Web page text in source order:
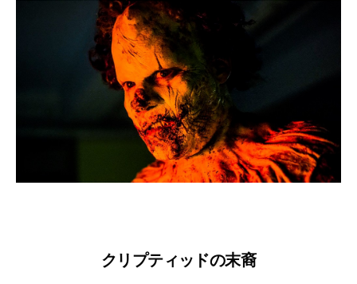
クリプティッドの末裔